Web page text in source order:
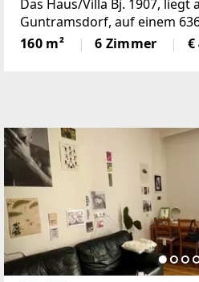
Das Haus/Villa Bj. 1907, liegt
Guntramsdorf, auf einem
(Raumhöhe ca. 3,2 Meter)
160 m² 6 Zimmer €